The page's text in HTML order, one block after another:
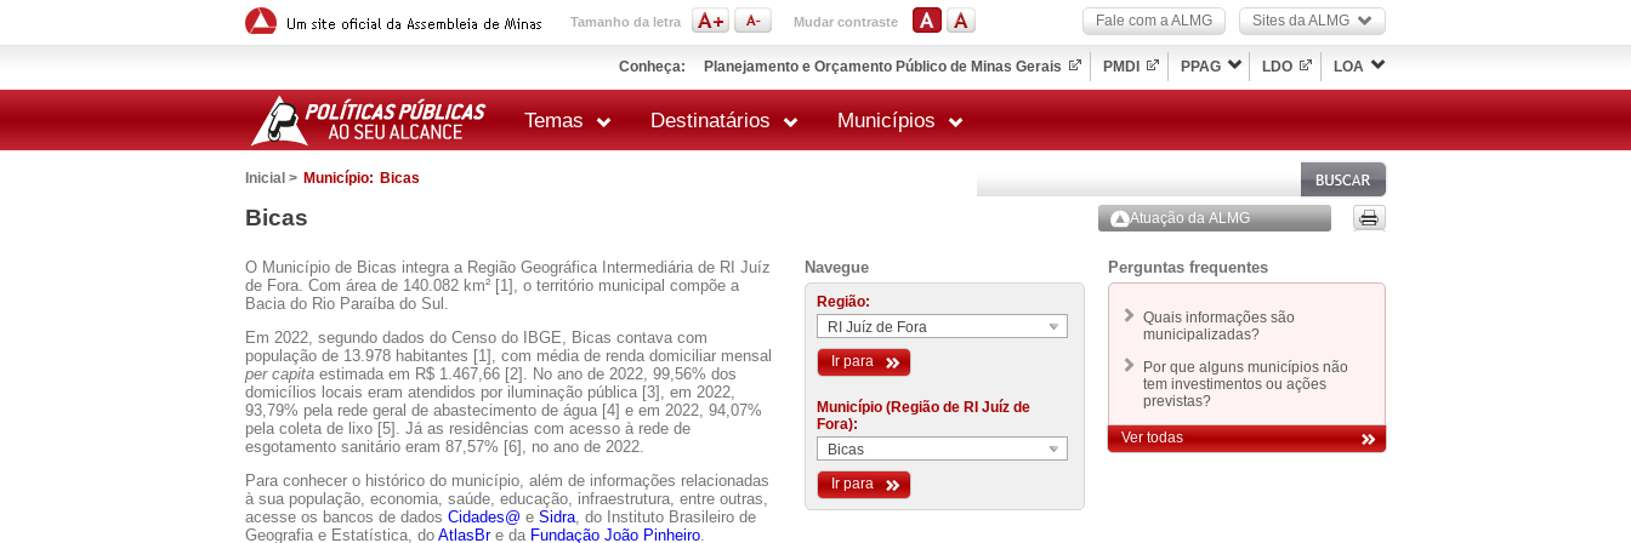
Tamanho da letra Mudar contraste Fale com a ALMG Sites da ALMG
Planejamento e Orçamento Público de Minas Gerais PMDI PPAG LDO LOA
Conheça:
Temas Destinatários Municípios
Inicial > Município: Bicas
Bicas Atuação da ALMG
O Município de Bicas integra a Região Geográfica Intermediária de RI Juíz
de Fora. Com área de 140.082 km² [1], o território municipal compõe a
Bacia do Rio Paraíba do Sul.
Em 2022, segundo dados do Censo do IBGE, Bicas contava com
população de 13.978 habitantes [1], com média de renda domiciliar mensal
per capita estimada em R$ 1.467,66 [2]. No ano de 2022, 99,56% dos
domicílios locais eram atendidos por iluminação pública [3], em 2022,
93,79% pela rede geral de abastecimento de água [4] e em 2022, 94,07%
pela coleta de lixo [5]. Já as residências com acesso à rede de
esgotamento sanitário eram 87,57% [6], no ano de 2022.
Para conhecer o histórico do município, além de informações relacionadas
à sua população, economia, saúde, educação, infraestrutura, entre outras,
acesse os bancos de dados Cidades@ e Sidra, do Instituto Brasileiro de
Geografia e Estatística, do AtlasBre da Fundação João Pinheiro.
Navegue
Região:
RI Juíz de Fora
Ir para
Município (Região de RI Juíz de
Fora):
Bicas
Ir para
Perguntas frequentes
Quais informações são
municipalizadas?
Por que alguns municípios não
tem investimentos ou ações
previstas?
Ver todas